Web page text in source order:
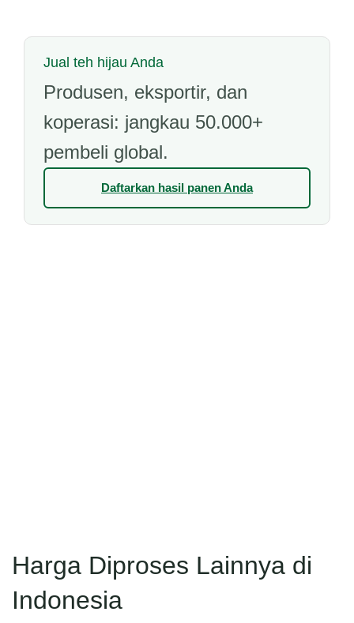
Jual teh hijau Anda
Produsen, eksportir, dan
koperasi: jangkau 50.000+
pembeli global.
Daftarkan hasil panen Anda
Harga Diproses Lainnya di
Indonesia